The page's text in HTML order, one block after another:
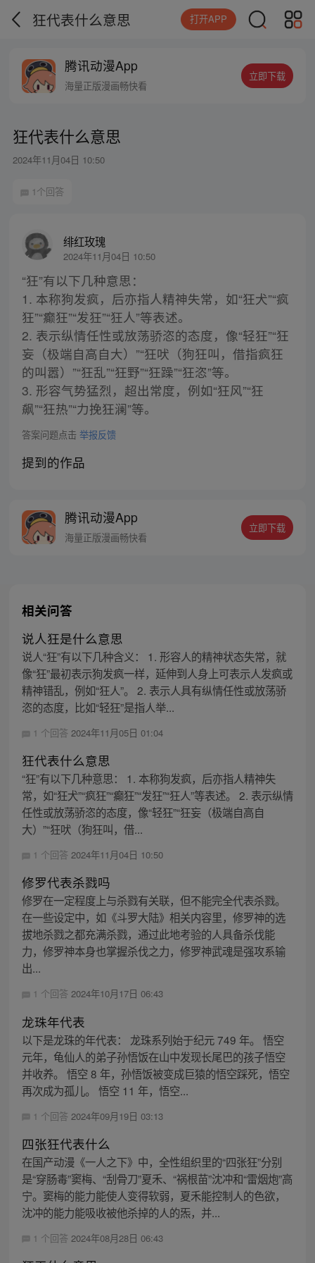
狂代表什么意思 打开APP
腾讯动漫App
海量正版漫画畅快看
立即下载
狂代表什么意思
2024年11月04日 10:50
1个回答
绯红玫瑰
2024年11月04日 10:50
“狂”有以下几种意思：
1. 本称狗发疯，后亦指人精神失常，如“狂犬”“疯
狂”“癫狂”“发狂”“狂人”等表述。
2. 表示纵情任性或放荡骄恣的态度，像“轻狂”“狂
妄（极端自高自大）”“狂吠（狗狂叫，借指疯狂
的叫嚣）”“狂乱”“狂野”“狂躁”“狂恣”等。
3. 形容气势猛烈，超出常度，例如“狂风”“狂
飙”“狂热”“力挽狂澜”等。
答案问题点击 举报反馈
提到的作品
腾讯动漫App
海量正版漫画畅快看
立即下载
相关问答
说人狂是什么意思
说人“狂”有以下几种含义： 1. 形容人的精神状态失常，就
像“狂”最初表示狗发疯一样，延伸到人身上可表示人发疯或
精神错乱，例如“狂人”。 2. 表示人具有纵情任性或放荡骄
恣的态度，比如“轻狂”是指人举...
1 个回答 2024年11月05日 01:04
狂代表什么意思
“狂”有以下几种意思： 1. 本称狗发疯，后亦指人精神失
常，如“狂犬”“疯狂”“癫狂”“发狂”“狂人”等表述。 2. 表示纵情
任性或放荡骄恣的态度，像“轻狂”“狂妄（极端自高自
大）”“狂吠（狗狂叫，借...
1 个回答 2024年11月04日 10:50
修罗代表杀戮吗
修罗在一定程度上与杀戮有关联，但不能完全代表杀戮。
在一些设定中，如《斗罗大陆》相关内容里，修罗神的选
拔地杀戮之都充满杀戮，通过此地考验的人具备杀伐能
力，修罗神本身也掌握杀伐之力，修罗神武魂是强攻系输
出...
1 个回答 2024年10月17日 06:43
龙珠年代表
以下是龙珠的年代表： 龙珠系列始于纪元 749 年。 悟空
元年，龟仙人的弟子孙悟饭在山中发现长尾巴的孩子悟空
并收养。 悟空 8 年，孙悟饭被变成巨猿的悟空踩死，悟空
再次成为孤儿。 悟空 11 年，悟空...
1 个回答 2024年09月19日 03:13
四张狂代表什么
在国产动漫《一人之下》中，全性组织里的“四张狂”分别
是“穿肠毒”窦梅、“刮骨刀”夏禾、“祸根苗”沈冲和“雷烟炮”高
宁。窦梅的能力能使人变得软弱，夏禾能控制人的色欲，
沈冲的能力能吸收被他杀掉的人的炁，并...
1 个回答 2024年08月28日 06:43